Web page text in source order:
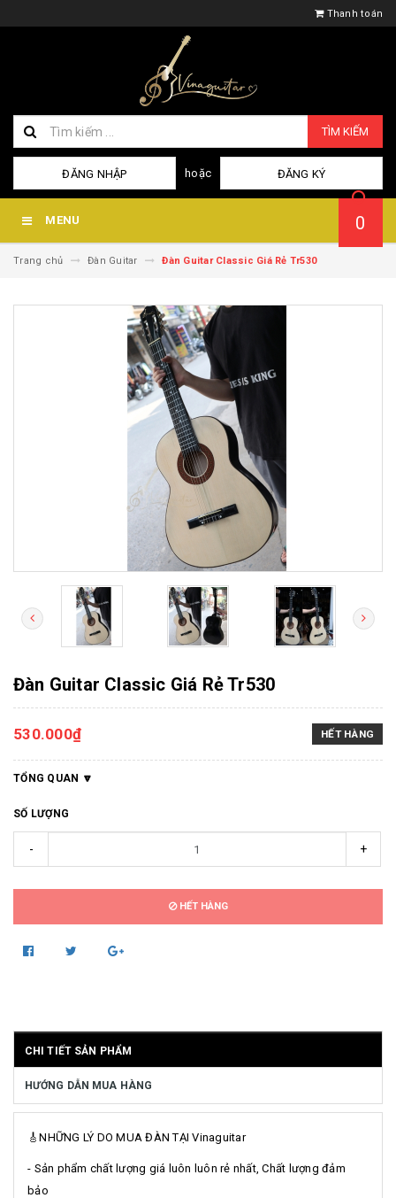
Thanh toán
TÌM KIẾM
ĐĂNG NHẬP hoặc ĐĂNG KÝ
MENU 0
Trang chủ Đàn Guitar Đàn Guitar Classic Giá Rẻ Tr530
Đàn Guitar Classic Giá Rẻ Tr530
530.000₫ HẾT HÀNG
TỔNG QUAN
SỐ LƯỢNG
- +
HẾT HÀNG
CHI TIẾT SẢN PHẨM
HƯỚNG DẪN MUA HÀNG
🎸NHỮNG LÝ DO MUA ĐÀN TẠI Vinaguitar
- Sản phẩm chất lượng giá luôn luôn rẻ nhất, Chất lượng đảm
bảo